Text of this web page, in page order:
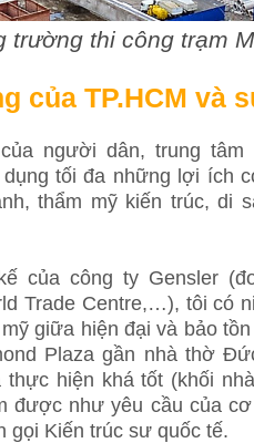
trường thi công trạm
của TP.HCM và
người dân, trung
tối đa những lợi ích
thẩm mỹ kiến trúc, di
của công ty Gensler
Trade Centre,…), tôi có
giữa hiện đại và bảo
Plaza gần nhà thờ
hiện khá tốt (khối
được như yêu cầu của
gọi Kiến trúc sư quốc tế.